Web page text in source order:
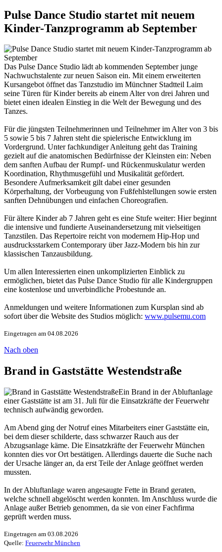
Pulse Dance Studio startet mit neuem
Kinder-Tanzprogramm ab September
Das Pulse Dance Studio lädt ab kommenden September junge
Nachwuchstalente zur neuen Saison ein. Mit einem erweiterten
Kursangebot öffnet das Tanzstudio im Münchner Stadtteil Laim
seine Türen für Kinder bereits ab einem Alter von drei Jahren und
bietet einen idealen Einstieg in die Welt der Bewegung und des
Tanzes.
Für die jüngsten Teilnehmerinnen und Teilnehmer im Alter von 3 bis
5 sowie 5 bis 7 Jahren steht die spielerische Entwicklung im
Vordergrund. Unter fachkundiger Anleitung geht das Training
gezielt auf die anatomischen Bedürfnisse der Kleinsten ein: Neben
dem sanften Aufbau der Rumpf- und Rückenmuskulatur werden
Koordination, Rhythmusgefühl und Musikalität gefördert.
Besondere Aufmerksamkeit gilt dabei einer gesunden
Körperhaltung, der Vorbeugung von Fußfehlstellungen sowie ersten
sanften Dehnübungen und einfachen Choreografien.
Für ältere Kinder ab 7 Jahren geht es eine Stufe weiter: Hier beginnt
die intensive und fundierte Auseinandersetzung mit vielseitigen
Tanzstilen. Das Repertoire reicht von modernem Hip-Hop und
ausdrucksstarkem Contemporary über Jazz-Modern bis hin zur
klassischen Tanzausbildung.
Um allen Interessierten einen unkomplizierten Einblick zu
ermöglichen, bietet das Pulse Dance Studio für alle Kindergruppen
eine kostenlose und unverbindliche Probestunde an.
Anmeldungen und weitere Informationen zum Kursplan sind ab
sofort über die Website des Studios möglich: www.pulsemu.com
Eingetragen am 04.08.2026
Nach oben
Brand in Gaststätte Westendstraße
Ein Brand in der Abluftanlage
einer Gaststätte ist am 31. Juli für die Einsatzkräfte der Feuerwehr
technisch aufwändig geworden.
Am Abend ging der Notruf eines Mitarbeiters einer Gaststätte ein,
bei dem dieser schilderte, dass schwarzer Rauch aus der
Abzugsanlage käme. Die Einsatzkräfte der Feuerwehr München
konnten dies vor Ort bestätigen. Allerdings dauerte die Suche nach
der Ursache länger an, da erst Teile der Anlage geöffnet werden
mussten.
In der Abluftanlage waren angesaugte Fette in Brand geraten,
welche schnell abgelöscht werden konnten. Im Anschluss wurde die
Anlage außer Betrieb genommen, da sie von einer Fachfirma
geprüft werden muss.
Eingetragen am 03.08.2026
Quelle: Feuerwehr München